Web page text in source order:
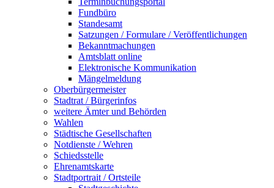
Fundbüro
Standesamt
Satzungen / Formulare / Veröffentlichungen
Bekanntmachungen
Amtsblatt online
Elektronische Kommunikation
Mängelmeldung
Oberbürgermeister
Stadtrat / Bürgerinfos
weitere Ämter und Behörden
Wahlen
Städtische Gesellschaften
Notdienste / Wehren
Schiedsstelle
Ehrenamtskarte
Stadtportrait / Ortsteile